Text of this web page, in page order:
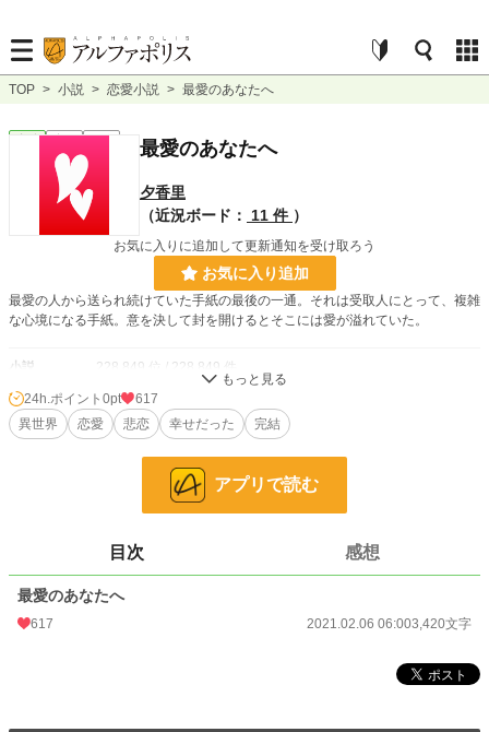
TOP > 小説 > 恋愛小説 > 最愛のあなたへ
完結 短編 最愛のあなたへ
夕香里
（近況ボード：
11 件 ）
お気に入りに追加して更新通知を受け取ろう
お気に入り追加
最愛の人から送られ続けていた手紙の最後の一通。それは受取人にとって、複雑
な心境になる手紙。意を決して封を開けるとそこには愛が溢れていた。
小説 228,849 位 / 228,849 件
恋愛 66,374 位 / 66,374 件
お気に入り 221
2021.02.06 06:00
初回公開日時 2021.02.06 06:00
24h.ポイント 0pt
617
異世界
恋愛 悲恋 幸せだった 完結
アプリで読む
目次 感想
最愛のあなたへ
617 2021.02.06 06:003,420文字